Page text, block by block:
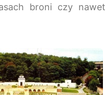
broni czy nawet